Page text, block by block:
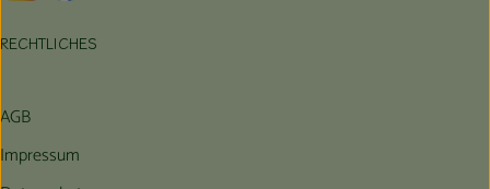
RECHTLICHES
AGB
Impressum